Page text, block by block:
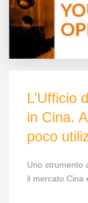
L’Ufficio
in Cina.
poco
Uno strumento
il mercato Cina